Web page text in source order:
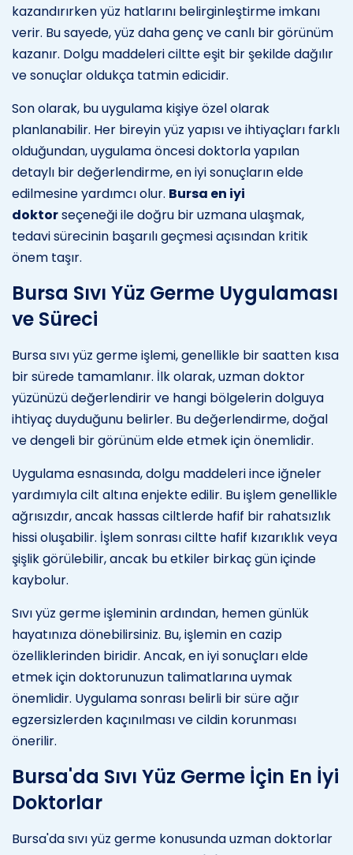
kazandırırken yüz hatlarını belirginleştirme imkanı
verir. Bu sayede, yüz daha genç ve canlı bir görünüm
kazanır. Dolgu maddeleri ciltte eşit bir şekilde dağılır
ve sonuçlar oldukça tatmin edicidir.
Son olarak, bu uygulama kişiye özel olarak
planlanabilir. Her bireyin yüz yapısı ve ihtiyaçları farklı
olduğundan, uygulama öncesi doktorla yapılan
detaylı bir değerlendirme, en iyi sonuçların elde
edilmesine yardımcı olur. Bursa en iyi
doktorseçeneği ile doğru bir uzmana ulaşmak,
tedavi sürecinin başarılı geçmesi açısından kritik
önem taşır.
Bursa Sıvı Yüz Germe Uygulaması
ve Süreci
Bursa sıvı yüz germe işlemi, genellikle bir saatten kısa
bir sürede tamamlanır. İlk olarak, uzman doktor
yüzünüzü değerlendirir ve hangi bölgelerin dolguya
ihtiyaç duyduğunu belirler. Bu değerlendirme, doğal
ve dengeli bir görünüm elde etmek için önemlidir.
Uygulama esnasında, dolgu maddeleri ince iğneler
yardımıyla cilt altına enjekte edilir. Bu işlem genellikle
ağrısızdır, ancak hassas ciltlerde hafif bir rahatsızlık
hissi oluşabilir. İşlem sonrası ciltte hafif kızarıklık veya
şişlik görülebilir, ancak bu etkiler birkaç gün içinde
kaybolur.
Sıvı yüz germe işleminin ardından, hemen günlük
hayatınıza dönebilirsiniz. Bu, işlemin en cazip
özelliklerinden biridir. Ancak, en iyi sonuçları elde
etmek için doktorunuzun talimatlarına uymak
önemlidir. Uygulama sonrası belirli bir süre ağır
egzersizlerden kaçınılması ve cildin korunması
önerilir.
Bursa'da Sıvı Yüz Germe İçin En İyi
Doktorlar
Bursa'da sıvı yüz germe konusunda uzman doktorlar